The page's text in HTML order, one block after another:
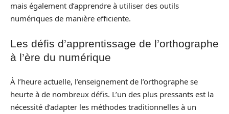
mais également d’apprendre à utiliser des outils
numériques de manière efficiente.
Les défis d’apprentissage de l’orthographe
à l’ère du numérique
À l’heure actuelle, l’enseignement de l’orthographe se
heurte à de nombreux défis. L’un des plus pressants est la
nécessité d’adapter les méthodes traditionnelles à un